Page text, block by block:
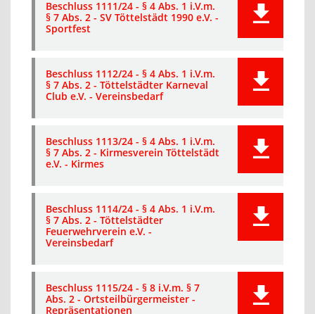
Beschluss 1111/24 - § 4 Abs. 1 i.V.m.
§ 7 Abs. 2 - SV Töttelstädt 1990 e.V. -
Sportfest
Beschluss 1112/24 - § 4 Abs. 1 i.V.m.
§ 7 Abs. 2 - Töttelstädter Karneval
Club e.V. - Vereinsbedarf
Beschluss 1113/24 - § 4 Abs. 1 i.V.m.
§ 7 Abs. 2 - Kirmesverein Töttelstädt
e.V. - Kirmes
Beschluss 1114/24 - § 4 Abs. 1 i.V.m.
§ 7 Abs. 2 - Töttelstädter
Feuerwehrverein e.V. -
Vereinsbedarf
Beschluss 1115/24 - § 8 i.V.m. § 7
Abs. 2 - Ortsteilbürgermeister -
Repräsentationen